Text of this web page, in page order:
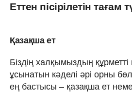
Еттен пісірілетін тағам
Қазақша ет
Біздің халқымыздың құрметті
ұсынатын кәделі әрі орны
ең бастысы – қазақша ет